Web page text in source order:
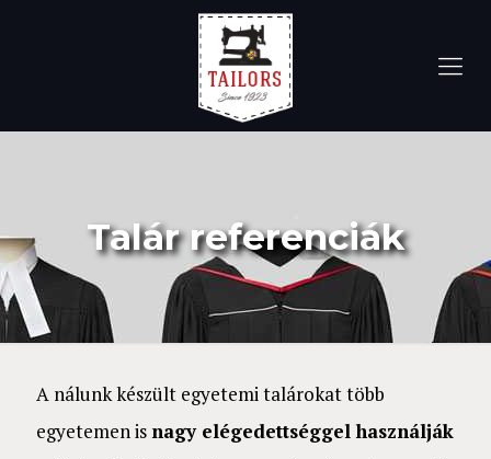
Talár referenciák
A nálunk készült egyetemi talárokat több
egyetemen is nagy elégedettséggel használják